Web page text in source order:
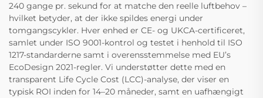
240 gange pr. sekund for at matche den reelle luftbehov –
hvilket betyder, at der ikke spildes energi under
tomgangscykler. Hver enhed er CE- og UKCA-certificeret,
samlet under ISO 9001-kontrol og testet i henhold til ISO
1217-standarderne samt i overensstemmelse med EU’s
EcoDesign 2021-regler. Vi understøtter dette med en
transparent Life Cycle Cost (LCC)-analyse, der viser en
typisk ROI inden for 14–20 måneder, samt en uafhængigt